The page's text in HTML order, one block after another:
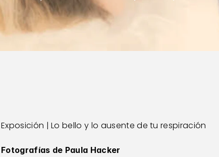
Exposición | Lo bello y lo ausente de tu respiración
Fotografías de Paula Hacker